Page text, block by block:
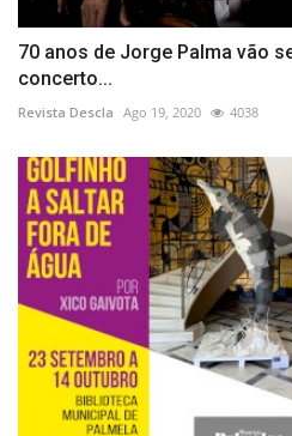
70 anos de Jorge Palma vão
concerto...
Revista Descla Ago 19, 2020 4038